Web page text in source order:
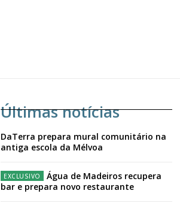
Últimas notícias
DaTerra prepara mural comunitário na
antiga escola da Mélvoa
Água de Madeiros recupera
bar e prepara novo restaurante